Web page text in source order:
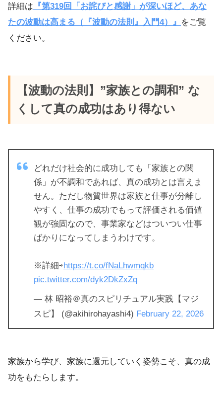
詳細は 『第319回「お詫びと感謝」が深いほど、あな
たの波動は高まる（『波動の法則』入門4）』 をご覧
ください。
【波動の法則】”家族との調和” な
くして真の成功はあり得ない
どれだけ社会的に成功しても「家族との関
係」が不調和であれば、真の成功とは言えま
せん。ただし物質世界は家族と仕事が分離し
やすく、仕事の成功でもって評価される価値
観が強固なので、事業家などはついつい仕事
ばかりになってしまうわけです。
※詳細⇨https://t.co/fNaLhwmqkb
pic.twitter.com/dyk2DkZxZq
— 林 昭裕＠真のスピリチュアル実践【マジ
スピ】 (@akihirohayashi4) February 22, 2026
家族から学び、家族に還元していく姿勢こそ、真の成
功をもたらします。